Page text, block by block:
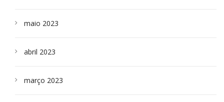
maio 2023
abril 2023
março 2023